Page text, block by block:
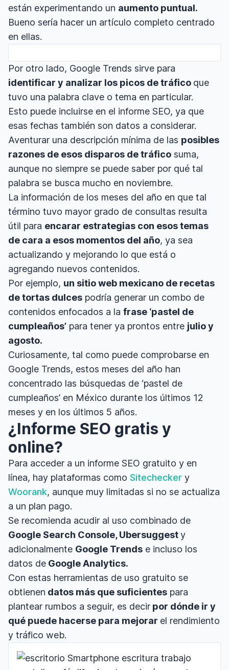
están experimentando un aumento puntual.
Bueno sería hacer un artículo completo centrado
en ellas.
Por otro lado, Google Trends sirve para
identificar y analizar los picos de tráfico que
tuvo una palabra clave o tema en particular.
Esto puede incluirse en el informe SEO, ya que
esas fechas también son datos a considerar.
Aventurar una descripción mínima de las posibles
razones de esos disparos de tráfico suma,
aunque no siempre se puede saber por qué tal
palabra se busca mucho en noviembre.
La información de los meses del año en que tal
término tuvo mayor grado de consultas resulta
útil para encarar estrategias con esos temas
de cara a esos momentos del año, ya sea
actualizando y mejorando lo que está o
agregando nuevos contenidos.
Por ejemplo, un sitio web mexicano de recetas
de tortas dulces podría generar un combo de
contenidos enfocados a la frase ‘pastel de
cumpleaños’ para tener ya prontos entre julio y
agosto.
Curiosamente, tal como puede comprobarse en
Google Trends, estos meses del año han
concentrado las búsquedas de ‘pastel de
cumpleaños’ en México durante los últimos 12
meses y en los últimos 5 años.
¿Informe SEO gratis y
online?
Para acceder a un informe SEO gratuito y en
línea, hay plataformas como Sitechecker y
Woorank, aunque muy limitadas si no se actualiza
a un plan pago.
Se recomienda acudir al uso combinado de
Google Search Console, Ubersuggesty
adicionalmente Google Trends e incluso los
datos de Google Analytics.
Con estas herramientas de uso gratuito se
obtienen datos más que suficientes para
plantear rumbos a seguir, es decir por dónde ir y
qué puede hacerse para mejorar el rendimiento
y tráfico web.